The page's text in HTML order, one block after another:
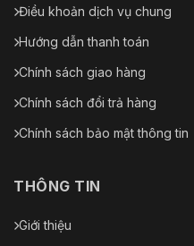
Điều khoản dịch vụ chung
Hướng dẫn thanh toán
Chính sách giao hàng
Chính sách đổi trả hàng
Chính sách bảo mật thông tin
THÔNG TIN
Giới thiệu